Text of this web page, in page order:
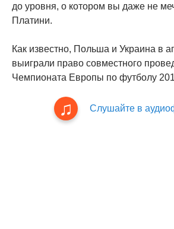
до уровня, о котором вы даже не
Платини.
Как известно, Польша и Украина в
выиграли право совместного
Чемпионата Европы по футболу
Слушайте в